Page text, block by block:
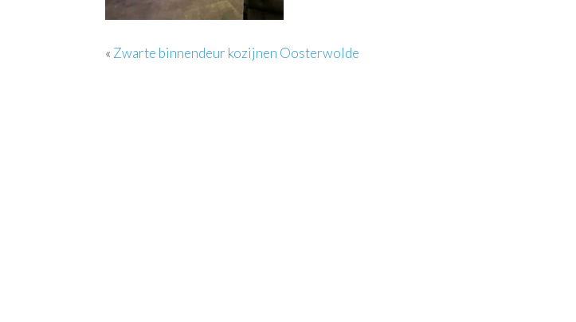
« Zwarte binnendeur kozijnen Oosterwolde